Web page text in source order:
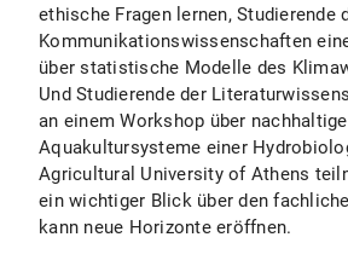
ethische Fragen lernen, Studierende
Kommunikationswissenschaften
über statistische Modelle des
Und Studierende der
an einem Workshop über nachhaltige
Aquakultursysteme einer
Agricultural University of Athens
ein wichtiger Blick über den
kann neue Horizonte eröffnen.